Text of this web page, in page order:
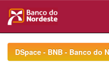
navigationDSpace - BNB - Banco do